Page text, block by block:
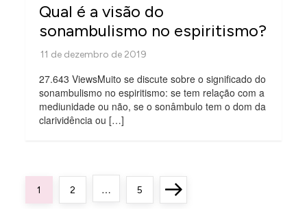
Qual é a visão do
sonambulismo no espiritismo?
27.643 ViewsMuito se discute sobre o significado do
sonambulismo no espiritismo: se tem relação com a
mediunidade ou não, se o sonâmbulo tem o dom da
clarividência ou […]
PPage
1 Page
2 … Page
5 Next